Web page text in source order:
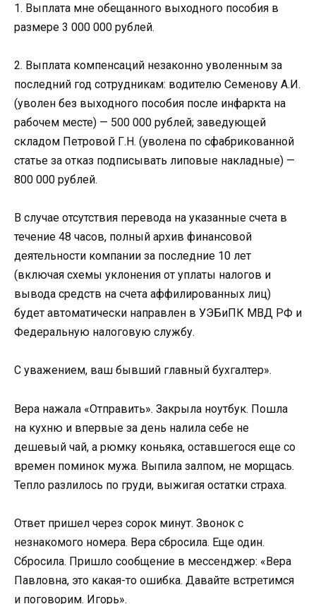
1. Выплата мне обещанного выходного пособия в
размере 3 000 000 рублей.
2. Выплата компенсаций незаконно уволенным за
последний год сотрудникам: водителю Семенову А.И.
(уволен без выходного пособия после инфаркта на
рабочем месте) — 500 000 рублей; заведующей
складом Петровой Г.Н. (уволена по сфабрикованной
статье за отказ подписывать липовые накладные) —
800 000 рублей.
В случае отсутствия перевода на указанные счета в
течение 48 часов, полный архив финансовой
деятельности компании за последние 10 лет
(включая схемы уклонения от уплаты налогов и
вывода средств на счета аффилированных лиц)
будет автоматически направлен в УЭБиПК МВД РФ и
Федеральную налоговую службу.
С уважением, ваш бывший главный бухгалтер».
Вера нажала «Отправить». Закрыла ноутбук. Пошла
на кухню и впервые за день налила себе не
дешевый чай, а рюмку коньяка, оставшегося еще со
времен поминок мужа. Выпила залпом, не морщась.
Тепло разлилось по груди, выжигая остатки страха.
Ответ пришел через сорок минут. Звонок с
незнакомого номера. Вера сбросила. Еще один.
Сбросила. Пришло сообщение в мессенджер: «Вера
Павловна, это какая-то ошибка. Давайте встретимся
и поговорим. Игорь».